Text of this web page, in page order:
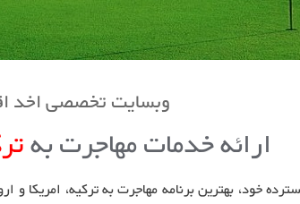
وبسایت تخصصی اخد
ارائه خدمات مهاجرت به
خود، بهترین برنامه مهاجرت به ترکیه،